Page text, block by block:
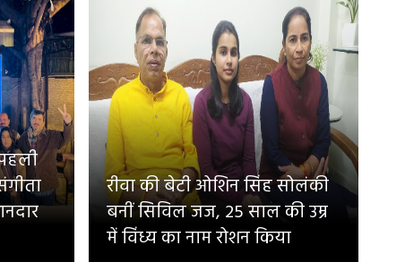
रीवा की बेटी ओशिन सिंह सोलंकी
बनीं सिविल जज, 25 साल की उम्र
में विंध्य का नाम रोशन किया